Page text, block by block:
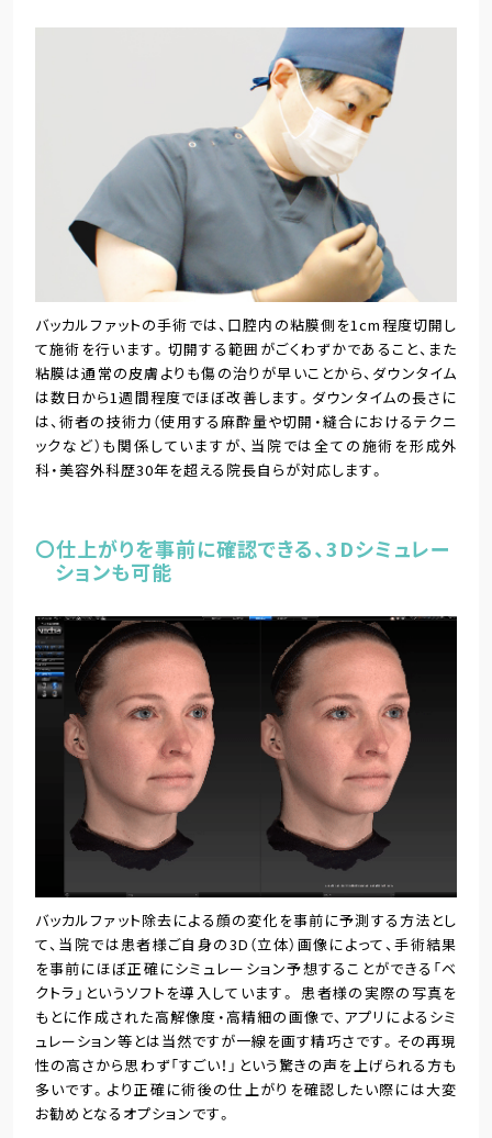
バッカルファットの手術では、口腔内の粘膜側を1cm程度切開し
て施術を行います。切開する範囲がごくわずかであること、また
粘膜は通常の皮膚よりも傷の治りが早いことから、ダウンタイム
は数日から1週間程度でほぼ改善します。ダウンタイムの長さに
は、術者の技術力（使用する麻酔量や切開・縫合におけるテクニ
ックなど）も関係していますが、当院では全ての施術を形成外
科・美容外科歴30年を超える院長自らが対応します。
〇仕上がりを事前に確認できる、3Dシミュレー
ションも可能
バッカルファット除去による顔の変化を事前に予測する方法とし
て、当院では患者様ご自身の3D（立体）画像によって、手術結果
を事前にほぼ正確にシミュレーション予想することができる「ベ
クトラ」というソフトを導入しています。 患者様の実際の写真を
もとに作成された高解像度・高精細の画像で、アプリによるシミ
ュレーション等とは当然ですが一線を画す精巧さです。その再現
性の高さから思わず「すごい！」という驚きの声を上げられる方も
多いです。より正確に術後の仕上がりを確認したい際には大変
お勧めとなるオプションです。